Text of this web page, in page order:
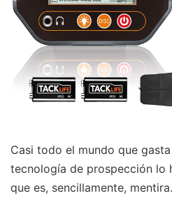
Casi todo el mundo que
tecnología de prospección lo
que es, sencillamente,